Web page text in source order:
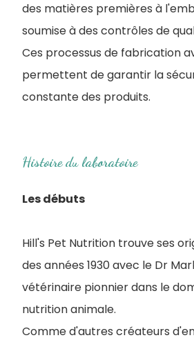
des matières premières à
soumise à des contrôles de
Ces processus de fabrication
permettent de garantir la
constante des produits.
Histoire du laboratoire
Les débuts
Hill's Pet Nutrition trouve ses
des années 1930 avec le Dr
vétérinaire pionnier dans le
nutrition animale.
Comme d'autres créateurs